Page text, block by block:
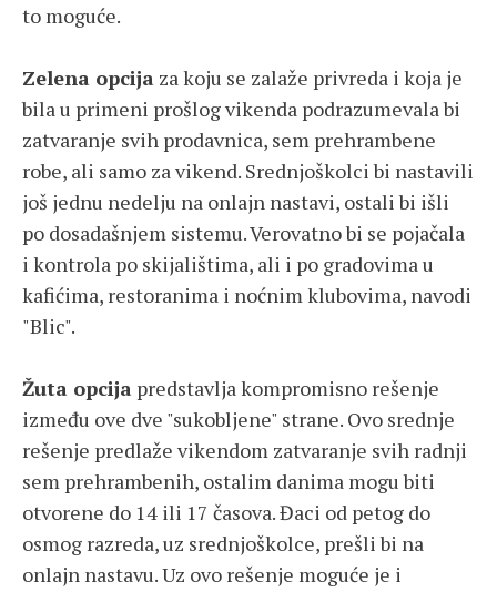
to moguće.
Zelena opcija za koju se zalaže privreda i koja je
bila u primeni prošlog vikenda podrazumevala bi
zatvaranje svih prodavnica, sem prehrambene
robe, ali samo za vikend. Srednjoškolci bi nastavili
još jednu nedelju na onlajn nastavi, ostali bi išli
po dosadašnjem sistemu. Verovatno bi se pojačala
i kontrola po skijalištima, ali i po gradovima u
kafićima, restoranima i noćnim klubovima, navodi
"Blic".
Žuta opcija predstavlja kompromisno rešenje
između ove dve "sukobljene" strane. Ovo srednje
rešenje predlaže vikendom zatvaranje svih radnji
sem prehrambenih, ostalim danima mogu biti
otvorene do 14 ili 17 časova. Đaci od petog do
osmog razreda, uz srednjoškolce, prešli bi na
onlajn nastavu. Uz ovo rešenje moguće je i